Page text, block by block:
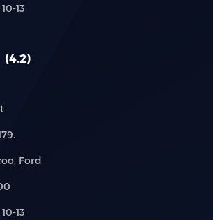
13
4.2
Ford
13